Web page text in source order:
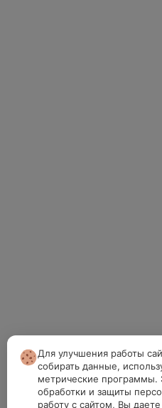
Для улучшения работы
собирать данные,
метрические программы.
обработки и защиты
работу с сайтом, Вы